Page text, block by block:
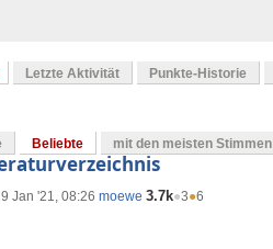
Letzte Aktivität Punkte-Historie
Beliebte mit den meisten Stimmen
Jan '21, 08:26 moewe 3.7k●3●6